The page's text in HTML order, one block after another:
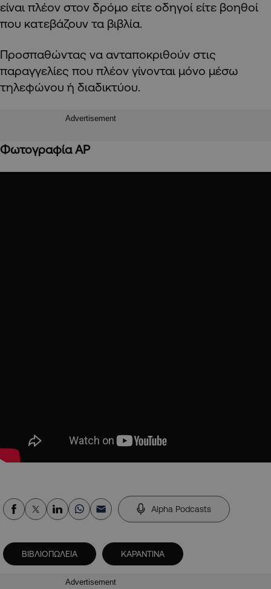
είναι πλέον στον δρόμο είτε οδηγοί είτε βοηθοί
που κατεβάζουν τα βιβλία.
Προσπαθώντας να ανταποκριθούν στις
παραγγελίες που πλέον γίνονται μόνο μέσω
τηλεφώνου ή διαδικτύου.
Advertisement
Φωτογραφία AP
Alpha Podcasts
ΒΙΒΛΙΟΠΩΛΕΙΑ ΚΑΡΑΝΤΙΝΑ
Advertisement